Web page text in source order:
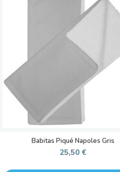
Babitas Piqué Napoles Gris
25,50 €